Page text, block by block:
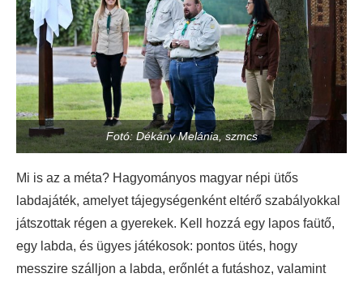
Fotó: Dékány Melánia, szmcs
Mi is az a méta? Hagyományos magyar népi ütős
labdajáték, amelyet tájegységenként eltérő szabályokkal
játszottak régen a gyerekek. Kell hozzá egy lapos faütő,
egy labda, és ügyes játékosok: pontos ütés, hogy
messzire szálljon a labda, erőnlét a futáshoz, valamint